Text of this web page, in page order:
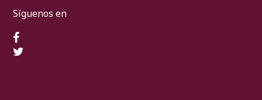
Síguenos en